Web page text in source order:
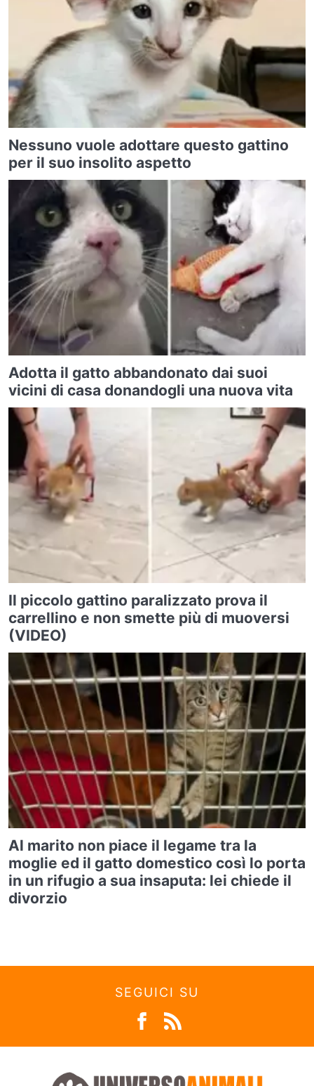
Nessuno vuole adottare questo gattino
per il suo insolito aspetto
Adotta il gatto abbandonato dai suoi
vicini di casa donandogli una nuova vita
Il piccolo gattino paralizzato prova il
carrellino e non smette più di muoversi
(VIDEO)
Al marito non piace il legame tra la
moglie ed il gatto domestico così lo porta
in un rifugio a sua insaputa: lei chiede il
divorzio
SEGUICI SU